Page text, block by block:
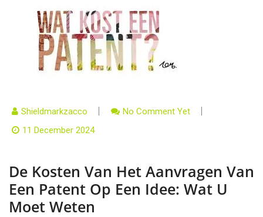
Shieldmarkzacco
No Comment Yet
11 December 2024
De Kosten Van Het Aanvragen Van
Een Patent Op Een Idee: Wat U
Moet Weten